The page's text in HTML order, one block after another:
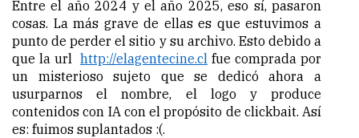
Entre el año 2024 y el año 2025, eso sí, pasaron
cosas. La más grave de ellas es que estuvimos a
punto de perder el sitio y su archivo. Esto debido a
que la url http://elagentecine.cl fue comprada por
un misterioso sujeto que se dedicó ahora a
usurparnos el nombre, el logo y produce
contenidos con IA con el propósito de clickbait. Así
es: fuimos suplantados :(.